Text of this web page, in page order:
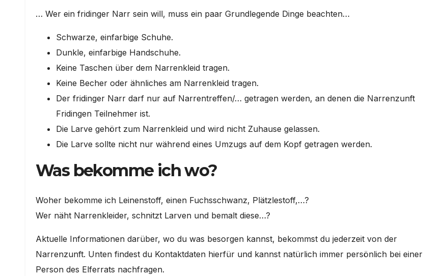
… Wer ein fridinger Narr sein will, muss ein paar Grundlegende Dinge beachten…
Schwarze, einfarbige Schuhe.
Dunkle, einfarbige Handschuhe.
Keine Taschen über dem Narrenkleid tragen.
Keine Becher oder ähnliches am Narrenkleid tragen.
Der fridinger Narr darf nur auf Narrentreffen/… getragen werden, an denen die Narrenzunft
Fridingen Teilnehmer ist.
Die Larve gehört zum Narrenkleid und wird nicht Zuhause gelassen.
Die Larve sollte nicht nur während eines Umzugs auf dem Kopf getragen werden.
Was bekomme ich wo?
Woher bekomme ich Leinenstoff, einen Fuchsschwanz, Plätzlestoff,…?
Wer näht Narrenkleider, schnitzt Larven und bemalt diese…?
Aktuelle Informationen darüber, wo du was besorgen kannst, bekommst du jederzeit von der
Narrenzunft. Unten findest du Kontaktdaten hierfür und kannst natürlich immer persönlich bei einer
Person des Elferrats nachfragen.